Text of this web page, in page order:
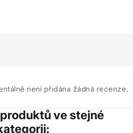
není přidána žádná recenze.
ve stejné